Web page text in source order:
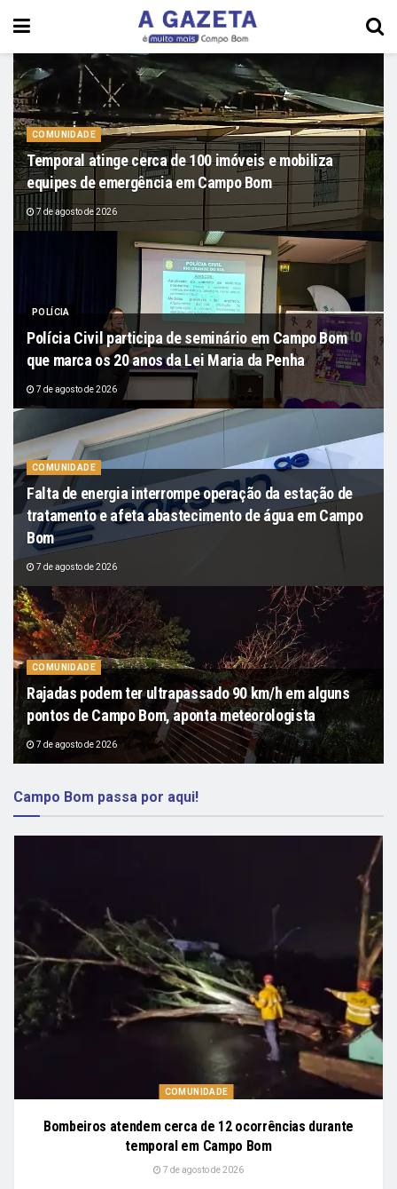
COMUNIDADE
Temporal atinge cerca de 100 imóveis e mobiliza
equipes de emergência em Campo Bom
7 de agosto de 2026
POLÍCIA
Polícia Civil participa de seminário em Campo Bom
que marca os 20 anos da Lei Maria da Penha
7 de agosto de 2026
COMUNIDADE
Falta de energia interrompe operação da estação de
tratamento e afeta abastecimento de água em Campo
Bom
7 de agosto de 2026
COMUNIDADE
Rajadas podem ter ultrapassado 90 km/h em alguns
pontos de Campo Bom, aponta meteorologista
7 de agosto de 2026
Campo Bom passa por aqui!
COMUNIDADE
Bombeiros atendem cerca de 12 ocorrências durante
temporal em Campo Bom
7 de agosto de 2026